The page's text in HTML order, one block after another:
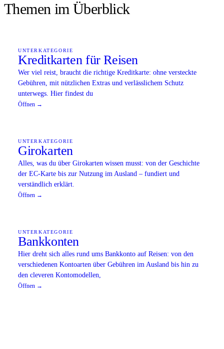
Themen im Überblick
UNTERKATEGORIE
Kreditkarten für Reisen
Wer viel reist, braucht die richtige Kreditkarte: ohne versteckte
Gebühren, mit nützlichen Extras und verlässlichem Schutz
unterwegs. Hier findest du
Öffnen →
UNTERKATEGORIE
Girokarten
Alles, was du über Girokarten wissen musst: von der Geschichte
der EC-Karte bis zur Nutzung im Ausland – fundiert und
verständlich erklärt.
Öffnen →
UNTERKATEGORIE
Bankkonten
Hier dreht sich alles rund ums Bankkonto auf Reisen: von den
verschiedenen Kontoarten über Gebühren im Ausland bis hin zu
den cleveren Kontomodellen,
Öffnen →